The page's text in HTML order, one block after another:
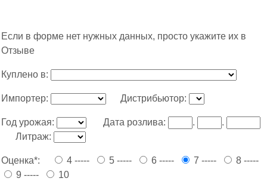
Если в форме нет нужных данных, просто укажите их в
Отзыве
Куплено в:
Импортер: Дистрибьютор:
Год урожая: Дата розлива: .
.
Литраж:
Оценка*: 4 ----- 5 ----- 6 ----- 7 -----
8 -----
9 -----
10